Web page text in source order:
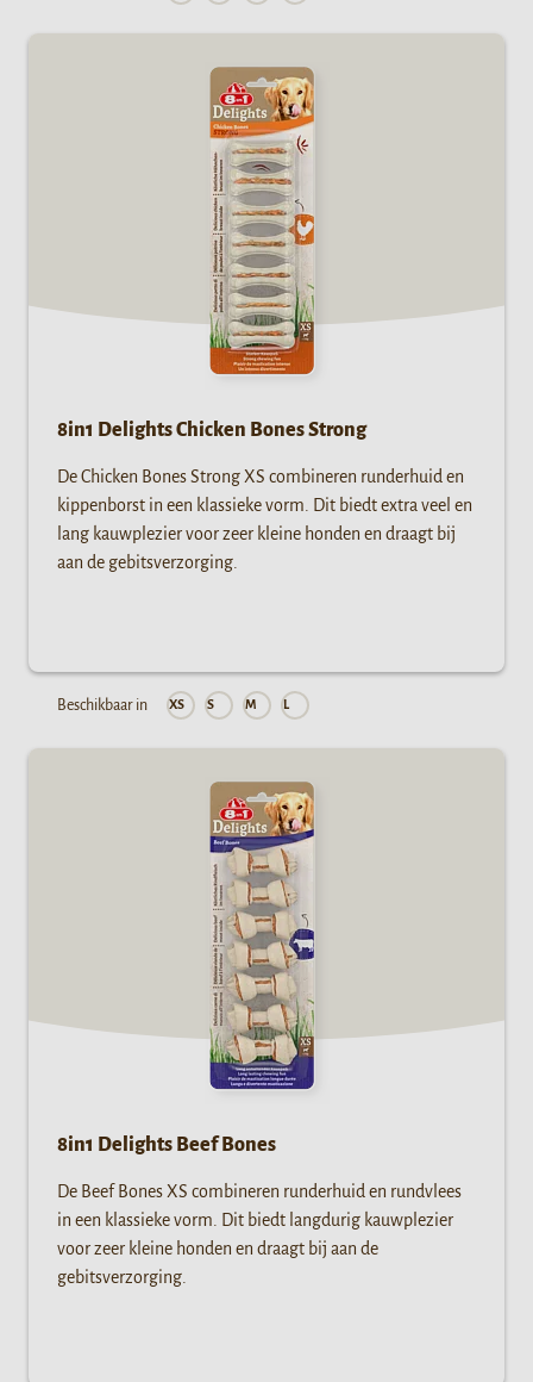
8in1 Delights Chicken Bones Strong
De Chicken Bones Strong XS combineren runderhuid en
kippenborst in een klassieke vorm. Dit biedt extra veel en
lang kauwplezier voor zeer kleine honden en draagt bij
aan de gebitsverzorging.
Beschikbaar in XS S M L
8in1 Delights Beef Bones
De Beef Bones XS combineren runderhuid en rundvlees
in een klassieke vorm. Dit biedt langdurig kauwplezier
voor zeer kleine honden en draagt bij aan de
gebitsverzorging.